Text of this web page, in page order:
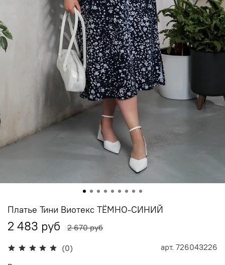
(0) арт. 726043226
Платье Тини Виотекс ТЁМНО-СИНИЙ
2 483 руб 2 670 руб